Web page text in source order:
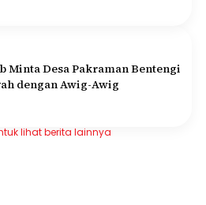
Minta Desa Pakraman Bentengi
dengan Awig-Awig
lihat berita lainnya